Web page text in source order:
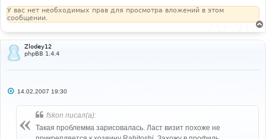
У вас нет необходимых прав для просмотра вложений в этом
сообщении.
Zlodey12
phpBB 1.4.4
С14.02.2007 19:30
fskon писал(а):
Такая проблемма зарисовалась. Ласт визит похоже не